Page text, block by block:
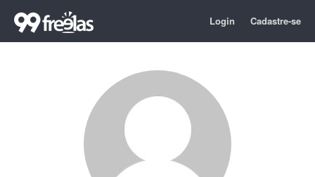
Login Cadastre-se